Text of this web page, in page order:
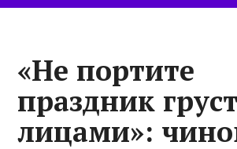
«Не портите
праздник
лицами»: